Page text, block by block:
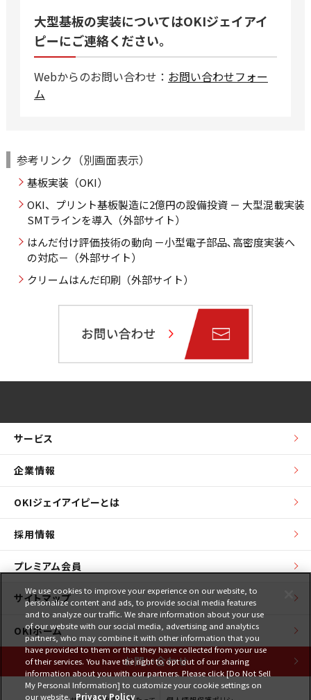
大型基板の実装についてはOKIジェイアイ
ピーにご連絡ください。
Webからのお問い合わせ： お問い合わせフォー
ム
参考リンク（別画面表示）
基板実装（OKI）
OKI、プリント基板製造に2億円の設備投資 － 大型混載実装
SMTラインを導入（外部サイト）
はんだ付け評価技術の動向 －小型電子部品､高密度実装へ
の対応－（外部サイト）
クリームはんだ印刷（外部サイト）
サービス
企業情報
OKIジェイアイピーとは
採用情報
プレミアム会員
サイトマップ
OKIホーム
お問い合わせ
We use cookies to improve your experience on our website, to
personalize content and ads, to provide social media features
and to analyze our traffic. We share information about your use
of our website with our social media, advertising and analytics
partners, who may combine it with other information that you
have provided to them or that they have collected from your use
of their services. You have the right to opt out of our sharing
information about you with our partners. Please click [Do Not Sell
My Personal Information] to customize your cookie settings on
our website. Privacy Policy